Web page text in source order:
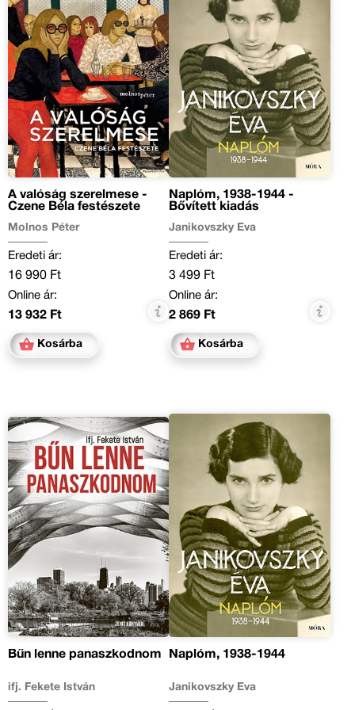
betekintést kapunk abba,
hogy miként születtek meg
azok a művek, amelyek
egyszerre szólnak
gyerekekhez és felnőttekhez
itthon és a világ számos
országában; s az is jól látható,
hogy Janikovszky Éva
szerkesztői,
munkásságának milyen sokat
gyerekirodalom.
A valóság szerelmese -
Czene Béla festészete
Molnos Péter
Eredeti ár:
16 990 Ft
Online ár:
13 932 Ft
Kosárba
Naplóm, 1938-1944 -
Bővített kiadás
Janikovszky Éva
Eredeti ár:
3 499 Ft
Online ár:
2 869 Ft
Kosárba
Bűn lenne panaszkodnom
ifj. Fekete István
Naplóm, 1938-1944
Janikovszky Éva